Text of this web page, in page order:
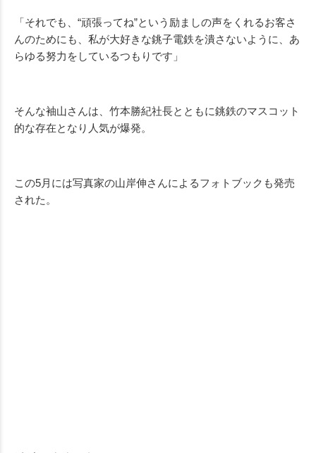
「それでも、“頑張ってね”という励ましの声をくれるお客さ
んのためにも、私が大好きな銚子電鉄を潰さないように、あ
らゆる努力をしているつもりです」
そんな袖山さんは、竹本勝紀社長とともに銚鉄のマスコット
的な存在となり人気が爆発。
この5月には写真家の山岸伸さんによるフォトブックも発売
された。